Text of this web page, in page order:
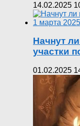
14.02.2025
Начнут
участки
01.02.2025